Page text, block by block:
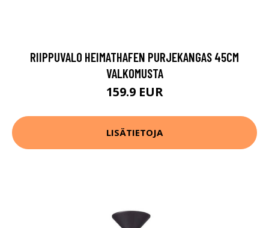
RIIPPUVALO HEIMATHAFEN PURJEKANGAS 45CM
VALKOMUSTA
159.9 EUR
LISÄTIETOJA